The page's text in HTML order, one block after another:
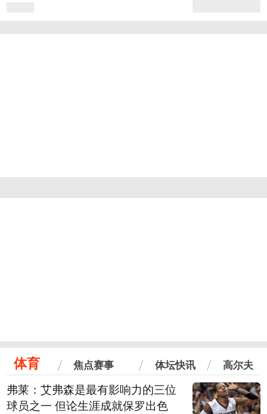
体育 焦点赛事 体坛快讯 高尔夫
弗莱：艾弗森是最有影响力的三位
球员之一 但论生涯成就保罗出色